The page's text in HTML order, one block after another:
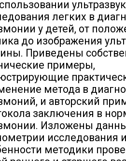
легких в
у детей, от
до изображения
Приведены
примеры,
метода в
и авторский
заключения в
Изложены
исследования
методики